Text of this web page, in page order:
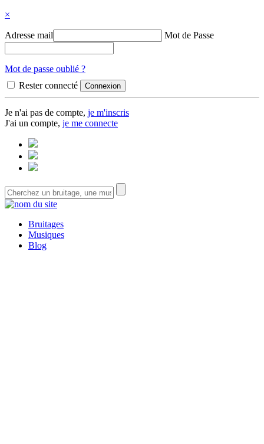
×
Adresse mail Mot de Passe
Mot de passe oublié ?
Rester connecté
Je n'ai pas de compte, je m'inscris
J'ai un compte, je me connecte
Bruitages
Musiques
Blog